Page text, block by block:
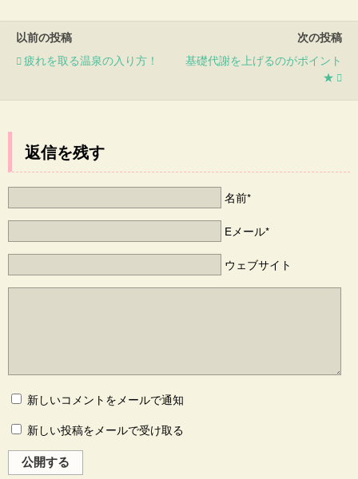
以前の投稿
疲れを取る温泉の入り方！
次の投稿
基礎代謝を上げるのがポイント
★
返信を残す
名前*
Eメール*
ウェブサイト
新しいコメントをメールで通知
新しい投稿をメールで受け取る
公開する